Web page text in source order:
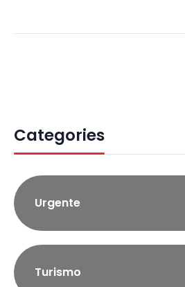
Categories
Urgente
Turismo